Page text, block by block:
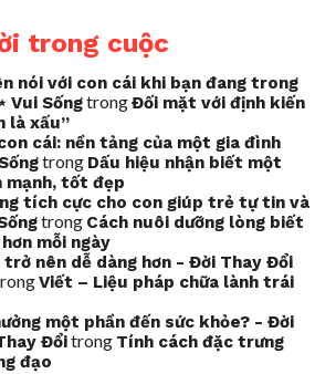
trong cuộc
nói với con cái khi bạn đang trong
Vui SốngtrongĐối mặt với định kiến
là xấu”
cái: nền tảng của một gia đình
trong Dấu hiệu nhận biết một
mạnh, tốt đẹp
tích cực cho con giúp trẻ tự tin và
trong Cách nuôi dưỡng lòng biết
mỗi ngày
nên dễ dàng hơn - Đời Thay Đổi
Viết – Liệu pháp chữa lành trái
một phần đến sức khỏe? - Đời
Đổitrong Tính cách đặc trưng
đạo